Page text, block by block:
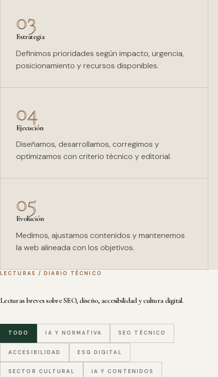
03
Estrategia
Definimos prioridades según impacto, urgencia,
posicionamiento y recursos disponibles.
04
Ejecución
Diseñamos, desarrollamos, corregimos y
optimizamos con criterio técnico y editorial.
05
Evolución
Medimos, ajustamos contenidos y mantenemos
la web alineada con los objetivos.
LECTURAS / DIARIO TÉCNICO
Lecturas breves sobre SEO, diseño, accesibilidad y cultura digital.
TODO IA Y NORMATIVA SEO TÉCNICO
ACCESIBILIDAD ESG DIGITAL
SECTOR CULTURAL IA Y CONTENIDOS